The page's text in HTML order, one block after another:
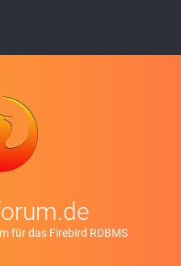
für das Firebird RDBMS